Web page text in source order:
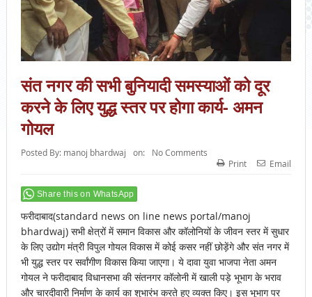
संत नगर की सभी बुनियादी समस्याओं को दूर
करने के लिए युद्ध स्तर पर होगा कार्य- अमन
गोयल
Posted By: manoj bhardwaj on:
No Comments
Print
Email
Share this on WhatsApp
फरीदाबाद(standard news on line news portal/manoj
bhardwaj) सभी क्षेत्रों में समान विकास और कॉलोनियों के जीवन स्तर में सुधार
के लिए उद्योग मंत्री विपुल गोयल विकास में कोई कसर नहीं छोड़ेंगे और संत नगर में
भी युद्ध स्तर पर सर्वांगीण विकास किया जाएगा। ये दावा युवा भाजपा नेता अमन
गोयल ने फरीदाबाद विधानसभा की संतनगर कॉलोनी में खाली पड़े भूभाग के भराव
और चारदीवारी निर्माण के कार्य का शुभारंभ करते हुए व्यक्त किए। इस भूभाग पर